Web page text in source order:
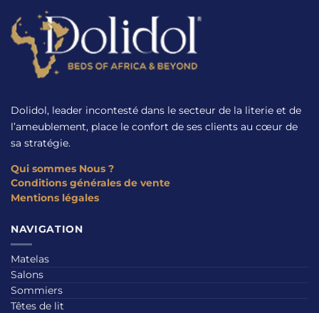
Dolidol, leader incontesté dans le secteur de la literie et de
l’ameublement, place le confort de ses clients au cœur de
sa stratégie.
Qui sommes Nous ?
Conditions générales de vente
Mentions légales
NAVIGATION
Matelas
Salons
Sommiers
Têtes de lit